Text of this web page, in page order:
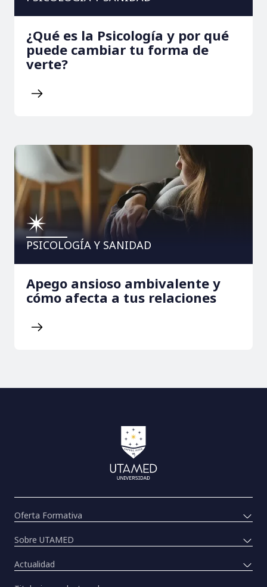
¿Qué es la Psicología y por qué
puede cambiar tu forma de
verte?
PSICOLOGÍA Y SANIDAD
Apego ansioso ambivalente y
cómo afecta a tus relaciones
Oferta Formativa
Sobre UTAMED
Actualidad